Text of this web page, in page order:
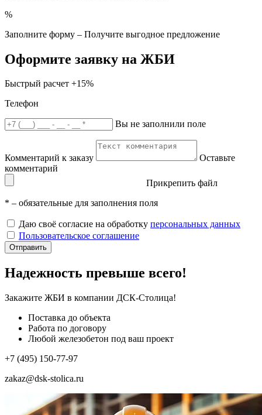
%
Заполните форму – Получите выгодное предложение
Оформите заявку на ЖБИ
Быстрый расчет +15%
Телефон
Вы не заполнили поле
Комментарий к заказу
Оставьте
комментарий
Прикрепить файл
* – обязательные для заполнения поля
Даю своё согласие на обработку персональных данных
Пользовательское соглашение
Отправить
Надежность превыше всего!
Закажите ЖБИ в компании ДСК-Столица!
Поставка до объекта
Работа по договору
Любой железобетон под ваш проект
+7 (495) 150-77-97
zakaz@dsk-stolica.ru